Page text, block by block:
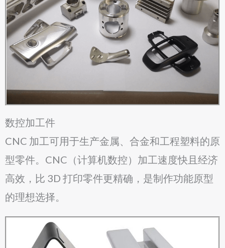
数控加工件
CNC 加工可用于生产金属、合金和工程塑料的原
型零件。CNC（计算机数控）加工速度快且经济
高效，比 3D 打印零件更精确，是制作功能原型
的理想选择。